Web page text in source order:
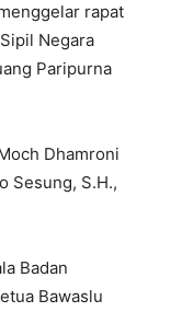
rapat
Negara
Paripurna
Dhamroni
Sesung, S.H.,
Badan
Bawaslu